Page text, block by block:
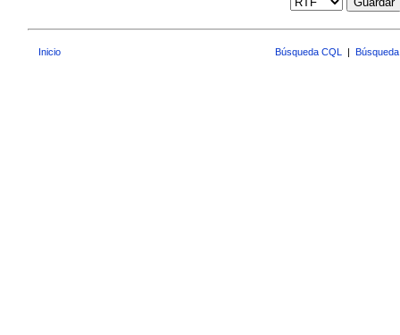
Inicio Búsqueda CQL